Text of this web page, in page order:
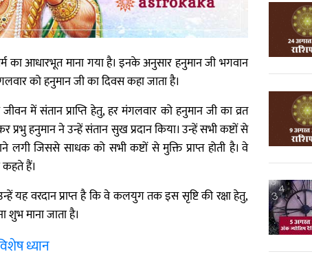
का आधारभूत माना गया है। इनके अनुसार हनुमान जी भगवान
को हनुमान जी का दिवस कहा जाता है।
में संतान प्राप्ति हेतु, हर मंगलवार को हनुमान जी का व्रत
प्रभु हनुमान ने उन्हें संतान सुख प्रदान किया। उन्हें सभी कष्टों से
जिससे साधक को सभी कष्टों से मुक्ति प्राप्त होती है। वे
हैं।
यह वरदान प्राप्त है कि वे कलयुग तक इस सृष्टि की रक्षा हेतु,
माना जाता है।
ध्यान